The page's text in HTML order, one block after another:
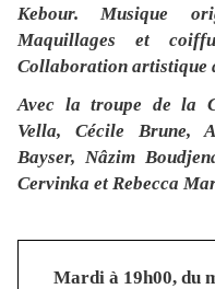
Kebour.Musique
Maquillages et
Collaboration artistique
Avec la troupe de la
Vella, Cécile Brune,
Bayser, Nâzim
Cervinka et Rebecca
Mardi à 19h00, du